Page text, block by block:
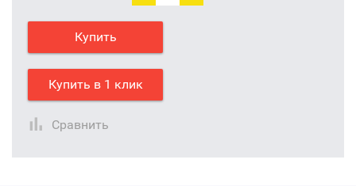
Купить
Купить в 1 клик
Сравнить